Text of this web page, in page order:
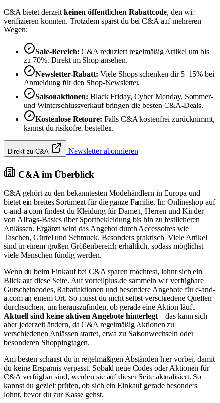
C&A bietet derzeit keinen öffentlichen Rabattcode, den wir
verifizieren konnten. Trotzdem sparst du bei C&A auf mehreren
Wegen:
Sale-Bereich: C&A reduziert regelmäßig Artikel um bis
zu 70%. Direkt im Shop ansehen.
Newsletter-Rabatt: Viele Shops schenken dir 5–15% bei
Anmeldung für den Shop-Newsletter.
Saisonaktionen: Black Friday, Cyber Monday, Sommer-
und Winterschlussverkauf bringen die besten C&A-Deals.
Kostenlose Retoure: Falls C&A kostenfrei zurücknimmt,
kannst du risikofrei bestellen.
Direkt zu C&A Newsletter abonnieren
C&A im Überblick
C&A gehört zu den bekanntesten Modehändlern in Europa und
bietet ein breites Sortiment für die ganze Familie. Im Onlineshop auf
c-and-a.com findest du Kleidung für Damen, Herren und Kinder –
von Alltags-Basics über Sportbekleidung bis hin zu festlicheren
Anlässen. Ergänzt wird das Angebot durch Accessoires wie
Taschen, Gürtel und Schmuck. Besonders praktisch: Viele Artikel
sind in einem großen Größenbereich erhältlich, sodass möglichst
viele Menschen fündig werden.
Wenn du beim Einkauf bei C&A sparen möchtest, lohnt sich ein
Blick auf diese Seite. Auf vorteilplus.de sammeln wir verfügbare
Gutscheincodes, Rabattaktionen und besondere Angebote für c-and-
a.com an einem Ort. So musst du nicht selbst verschiedene Quellen
durchsuchen, um herauszufinden, ob gerade eine Aktion läuft.
Aktuell sind keine aktiven Angebote hinterlegt – das kann sich
aber jederzeit ändern, da C&A regelmäßig Aktionen zu
verschiedenen Anlässen startet, etwa zu Saisonwechseln oder
besonderen Shoppingtagen.
Am besten schaust du in regelmäßigen Abständen hier vorbei, damit
du keine Ersparnis verpasst. Sobald neue Codes oder Aktionen für
C&A verfügbar sind, werden sie auf dieser Seite aktualisiert. So
kannst du gezielt prüfen, ob sich ein Einkauf gerade besonders
lohnt, bevor du zur Kasse gehst.